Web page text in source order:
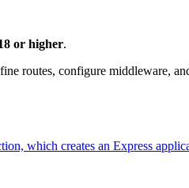
or higher.
routes, configure middleware,
which creates an Express